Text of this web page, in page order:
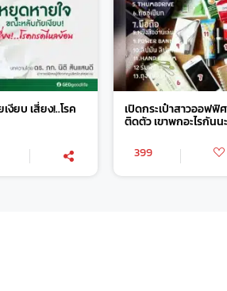
ยบ เสี่ยง!..โรค
เปิดกระเป๋าสาวออฟฟิ
ติดตัว เขาพกอะไรกันน
399